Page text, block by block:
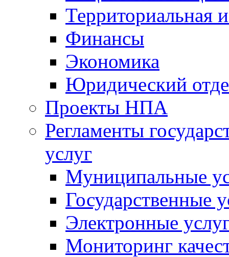
Территориальная
Финансы
Экономика
Юридический
Проекты НПА
Регламенты
услуг
Муниципальные
Государственные
Электронные
Мониторинг